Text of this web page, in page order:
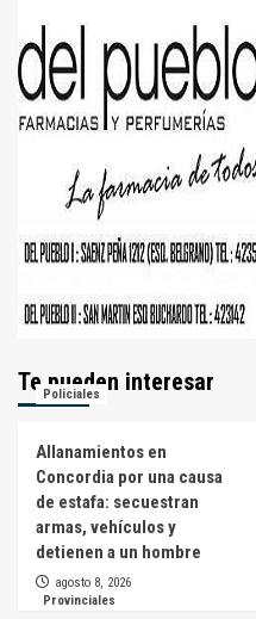
Te pueden interesar
Policiales
Allanamientos en
Concordia por una causa
de estafa: secuestran
armas, vehículos y
detienen a un hombre
agosto 8, 2026
Provinciales